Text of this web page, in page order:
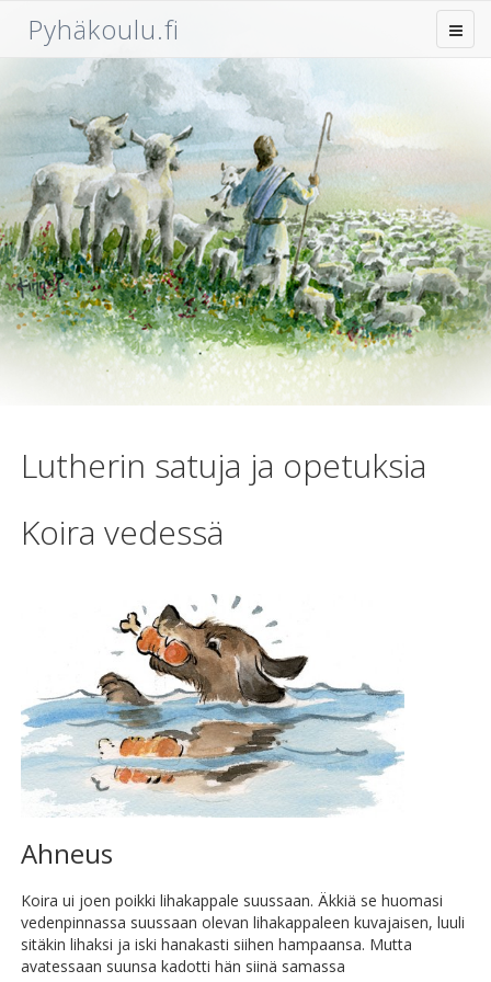
Pyhäkoulu.fi
Lutherin satuja ja opetuksia
Koira vedessä
Ahneus
Koira ui joen poikki lihakappale suussaan. Äkkiä se huomasi
vedenpinnassa suussaan olevan lihakappaleen kuvajaisen, luuli
sitäkin lihaksi ja iski hanakasti siihen hampaansa. Mutta
avatessaan suunsa kadotti hän siinä samassa